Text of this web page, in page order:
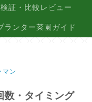
検証・比較レビュー
ランター菜園ガイド
マン
数・タイミング